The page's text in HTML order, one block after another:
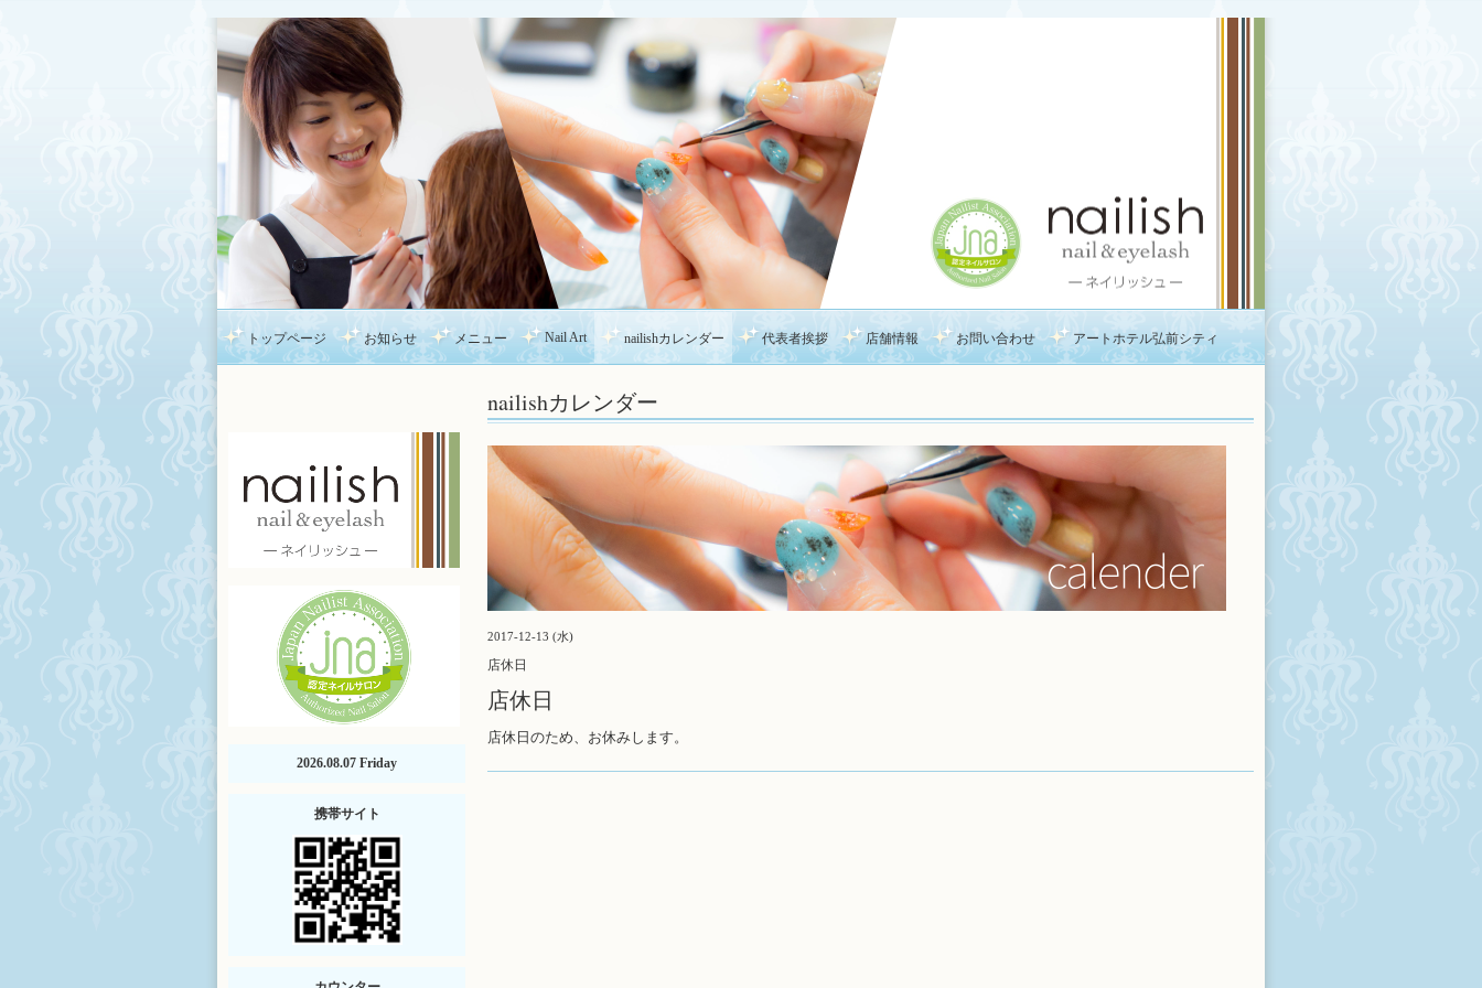
トップページ お知らせ メニュー Nail Art nailishカレンダー 代表者挨拶 店舗情報 お問い合わせ アートホテル弘前シティ
nailishカレンダー
2017-12-13 (水)
店休日
店休日
店休日のため、お休みします。
2026.08.07 Friday
携帯サイト